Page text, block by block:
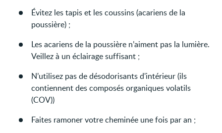
Évitez les tapis et les coussins (acariens de la
poussière) ;
Les acariens de la poussière n’aiment pas la lumière.
Veillez à un éclairage suffisant ;
N’utilisez pas de désodorisants d'intérieur (ils
contiennent des composés organiques volatils
(COV))
Faites ramoner votre cheminée une fois par an ;